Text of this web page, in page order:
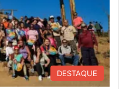
DESTAQUE